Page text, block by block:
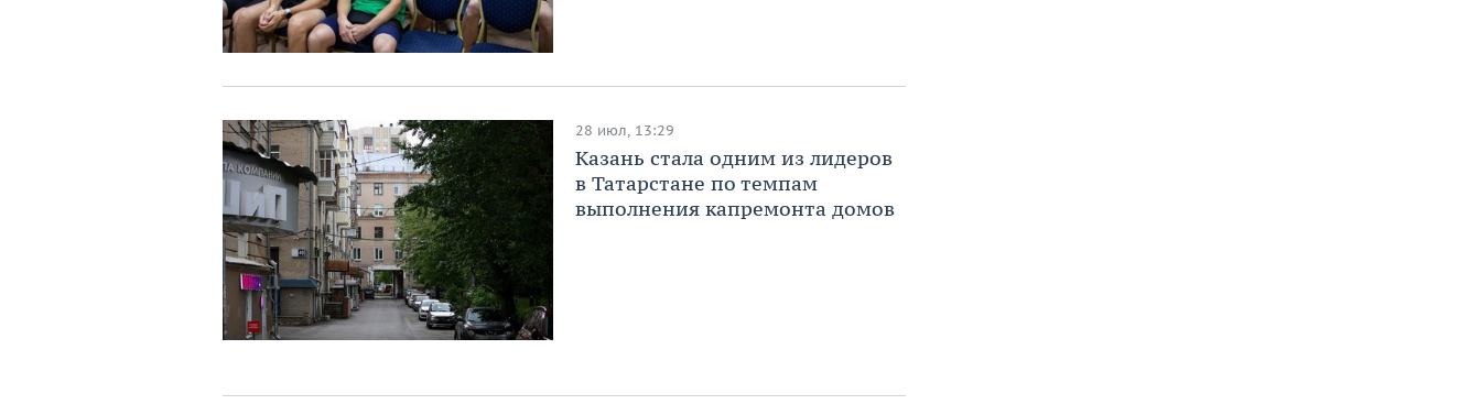
28 июл, 13:29
Казань стала одним из лидеров
в Татарстане по темпам
выполнения капремонта домов